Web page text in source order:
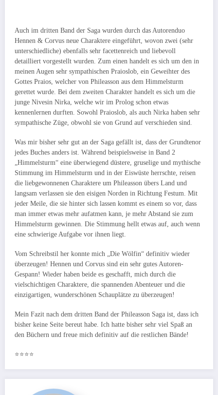
Auch im dritten Band der Saga wurden durch das Autorenduo
Hennen & Corvus neue Charaktere eingeführt, wovon zwei (sehr
unterschiedliche) ebenfalls sehr facettenreich und liebevoll
detailliert vorgestellt wurden. Zum einen handelt es sich um den in
meinen Augen sehr sympathischen Praioslob, ein Geweihter des
Gottes Praios, welcher von Phileasson aus dem Himmelsturm
gerettet wurde. Bei dem zweiten Charakter handelt es sich um die
junge Nivesin Nirka, welche wir im Prolog schon etwas
kennenlernen durften. Sowohl Praioslob, als auch Nirka haben sehr
sympathische Züge, obwohl sie von Grund auf verschieden sind.
Was mir bisher sehr gut an der Saga gefällt ist, dass der Grundtenor
jedes Buches anders ist. Während beispielsweise in Band 2
„Himmelsturm“ eine überwiegend düstere, gruselige und mythische
Stimmung im Himmelsturm und in der Eiswüste herrschte, reisen
die liebgewonnenen Charaktere um Phileasson übers Land und
langsam verlassen sie den eisigen Norden in Richtung Festum. Mit
jeder Meile, die sie hinter sich lassen kommt es einem so vor, dass
man immer etwas mehr aufatmen kann, je mehr Abstand sie zum
Himmelsturm gewinnen. Die Stimmung hellt etwas auf, auch wenn
eine schwierige Aufgabe vor ihnen liegt.
Vom Schreibstil her konnte mich „Die Wölfin“ definitiv wieder
überzeugen! Hennen und Corvus sind ein sehr gutes Autoren-
Gespann! Wieder haben beide es geschafft, mich durch die
vielschichtigen Charaktere, die spannenden Abenteuer und die
einzigartigen, wunderschönen Schauplätze zu überzeugen!
Mein Fazit nach dem dritten Band der Phileasson Saga ist, dass ich
bisher keine Seite bereut habe. Ich hatte bisher sehr viel Spaß an
den Büchern und freue mich definitiv auf die restlichen Bände!
⭐️⭐️⭐️⭐️